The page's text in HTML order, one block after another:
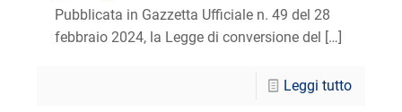
Pubblicata in Gazzetta Ufficiale n. 49 del 28
febbraio 2024, la Legge di conversione del […]
Leggi tutto